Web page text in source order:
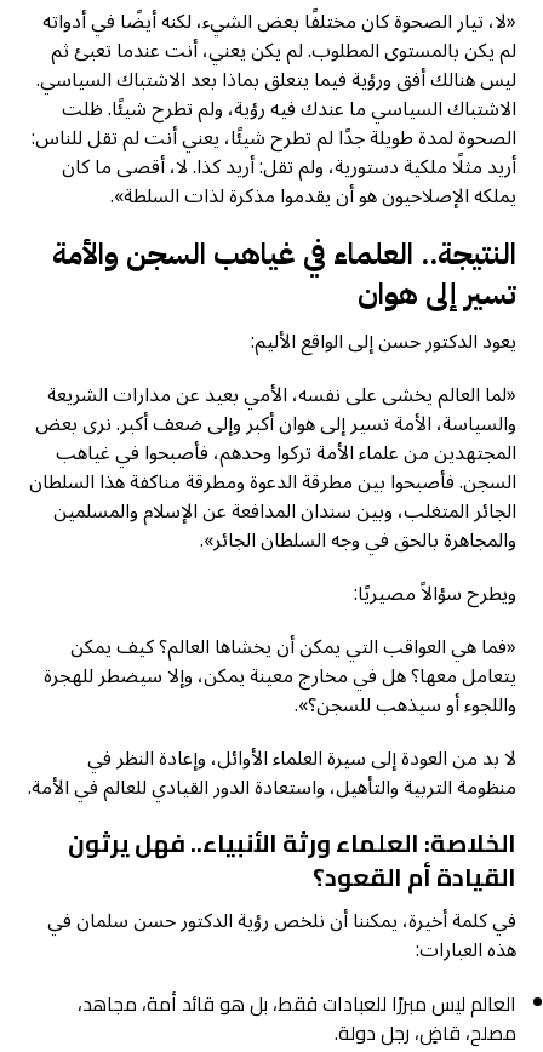
«لا، تيار الصحوة كان مختلفًا بعض الشيء، لكنه أيضًا في أدواته
لم يكن بالمستوى المطلوب. لم يكن يعني، أنت عندما تعبئ ثم
ليس هنالك أفق ورؤية فيما يتعلق بماذا بعد الاشتباك السياسي.
الاشتباك السياسي ما عندك فيه رؤية، ولم تطرح شيئًا. ظلت
الصحوة لمدة طويلة جدًا لم تطرح شيئًا، يعني أنت لم تقل للناس:
أريد مثلًا ملكية دستورية، ولم تقل: أريد كذا. لا، أقصى ما كان
يملكه الإصلاحيون هو أن يقدموا مذكرة لذات السلطة».
النتيجة.. العلماء في غياهب السجن والأمة
تسير إلى هوان
يعود الدكتور حسن إلى الواقع الأليم:
«لما العالم يخشى على نفسه، الأمي بعيد عن مدارات الشريعة
والسياسة، الأمة تسير إلى هوان أكبر وإلى ضعف أكبر. نرى بعض
المجتهدين من علماء الأمة تركوا وحدهم، فأصبحوا في غياهب
السجن. فأصبحوا بين مطرقة الدعوة ومطرقة مناكفة هذا السلطان
الجائر المتغلب، وبين سندان المدافعة عن الإسلام والمسلمين
والمجاهرة بالحق في وجه السلطان الجائر».
ويطرح سؤالاً مصيريًا:
«فما هي العواقب التي يمكن أن يخشاها العالم؟ كيف يمكن
يتعامل معها؟ هل في مخارج معينة يمكن، وإلا سيضطر للهجرة
واللجوء أو سيذهب للسجن؟».
لا بد من العودة إلى سيرة العلماء الأوائل، وإعادة النظر في
منظومة التربية والتأهيل، واستعادة الدور القيادي للعالم في الأمة.
الخلاصة: العلماء ورثة الأنبياء.. فهل يرثون
القيادة أم القعود؟
في كلمة أخيرة، يمكننا أن نلخص رؤية الدكتور حسن سلمان في
هذه العبارات:
العالم ليس مبررًا للعبادات فقط، بل هو قائد أمة، مجاهد،
مصلح، قاضٍ، رجل دولة.